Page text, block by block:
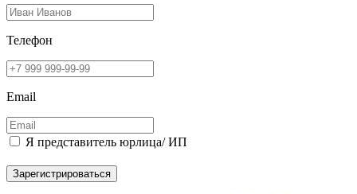
Телефон
Email
Я представитель юрлица/ ИП
Зарегистрироваться